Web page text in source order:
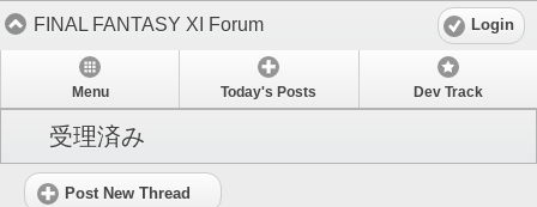
FINAL FANTASY XI Forum Login
Menu Today's Posts Dev Track
受理済み
Post New Thread